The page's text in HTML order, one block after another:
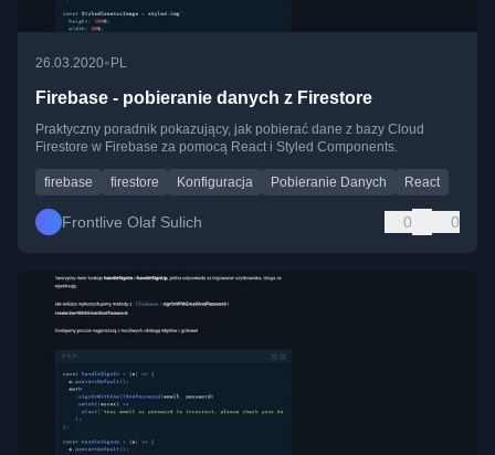
26.03.2020• PL
Firebase - pobieranie danych z Firestore
Praktyczny poradnik pokazujący, jak pobierać dane z bazy Cloud
Firestore w Firebase za pomocą React i Styled Components.
firebase firestore Konfiguracja Pobieranie Danych React
Frontlive Olaf Sulich 0 0